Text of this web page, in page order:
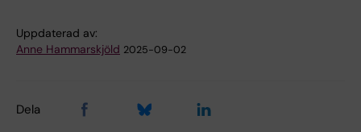
Uppdaterad av:
Anne Hammarskjöld 2025-09-02
Dela